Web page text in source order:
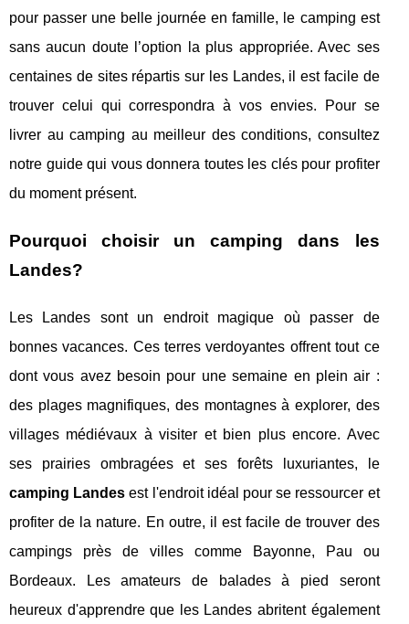
pour passer une belle journée en famille, le camping est
sans aucun doute l’option la plus appropriée. Avec ses
centaines de sites répartis sur les Landes, il est facile de
trouver celui qui correspondra à vos envies. Pour se
livrer au camping au meilleur des conditions, consultez
notre guide qui vous donnera toutes les clés pour profiter
du moment présent.
Pourquoi choisir un camping dans les
Landes?
Les Landes sont un endroit magique où passer de
bonnes vacances. Ces terres verdoyantes offrent tout ce
dont vous avez besoin pour une semaine en plein air :
des plages magnifiques, des montagnes à explorer, des
villages médiévaux à visiter et bien plus encore. Avec
ses prairies ombragées et ses forêts luxuriantes, le
camping Landes est l'endroit idéal pour se ressourcer et
profiter de la nature. En outre, il est facile de trouver des
campings près de villes comme Bayonne, Pau ou
Bordeaux. Les amateurs de balades à pied seront
heureux d'apprendre que les Landes abritent également